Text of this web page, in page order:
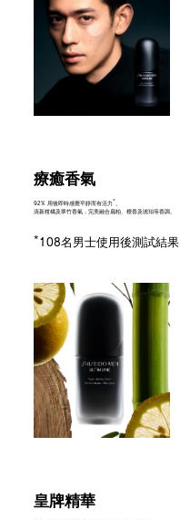
療癒香氣
92% 用後即時感覺平靜而有活力* 。
清新柑橘及翠竹香氣，完美融合扁柏、檀香及琥珀等香調。
* 108名男士使用後測試結果
皇牌精華